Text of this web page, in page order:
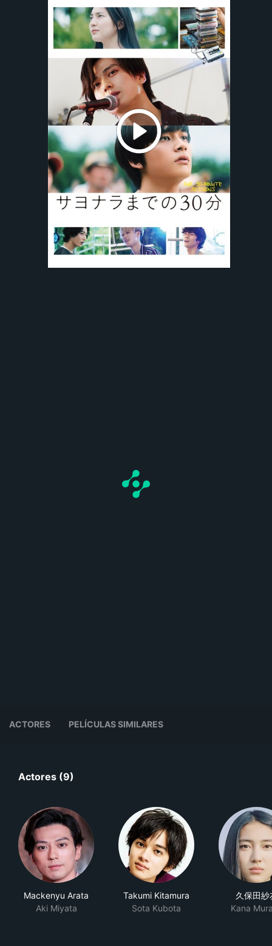
ACTORES PELÍCULAS SIMILARES
Actores (9)
Mackenyu Arata
Aki Miyata
Takumi Kitamura
Sota Kubota
久保田紗
Kana